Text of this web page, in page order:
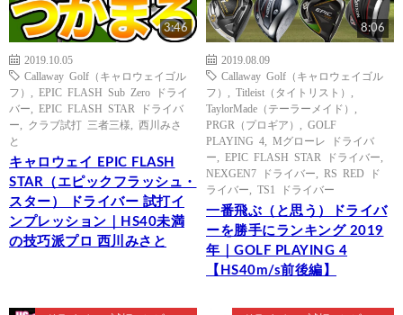
3:46
2019.10.05
Callaway Golf（キャロウェイゴル
フ）
EPIC FLASH Sub Zero ドライ
バー
EPIC FLASH STAR ドライバ
ー
クラブ試打 三者三様
西川みさ
と
キャロウェイ EPIC FLASH
STAR（エピックフラッシュ・
スター） ドライバー 試打イ
ンプレッション｜HS40未満
の技巧派プロ 西川みさと
8:06
2019.08.09
Callaway Golf（キャロウェイゴル
フ）
Titleist（タイトリスト）
TaylorMade（テーラーメイド）
PRGR（プロギア）
GOLF
PLAYING 4
Mグローレ ドライバ
ー
EPIC FLASH STAR ドライバー
NEXGEN7 ドライバー
RS RED ド
ライバー
TS1 ドライバー
一番飛ぶ（と思う）ドライバ
ーを勝手にランキング 2019
年｜GOLF PLAYING 4
【HS40m/s前後編】